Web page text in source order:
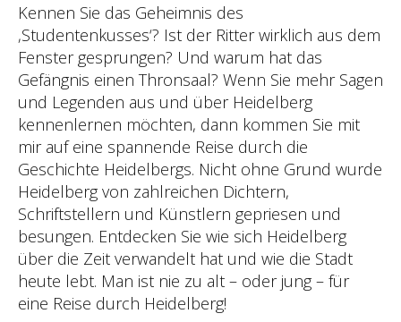
Kennen Sie das Geheimnis des
‚Studentenkusses‘? Ist der Ritter wirklich aus dem
Fenster gesprungen? Und warum hat das
Gefängnis einen Thronsaal? Wenn Sie mehr Sagen
und Legenden aus und über Heidelberg
kennenlernen möchten, dann kommen Sie mit
mir auf eine spannende Reise durch die
Geschichte Heidelbergs. Nicht ohne Grund wurde
Heidelberg von zahlreichen Dichtern,
Schriftstellern und Künstlern gepriesen und
besungen. Entdecken Sie wie sich Heidelberg
über die Zeit verwandelt hat und wie die Stadt
heute lebt. Man ist nie zu alt – oder jung – für
eine Reise durch Heidelberg!